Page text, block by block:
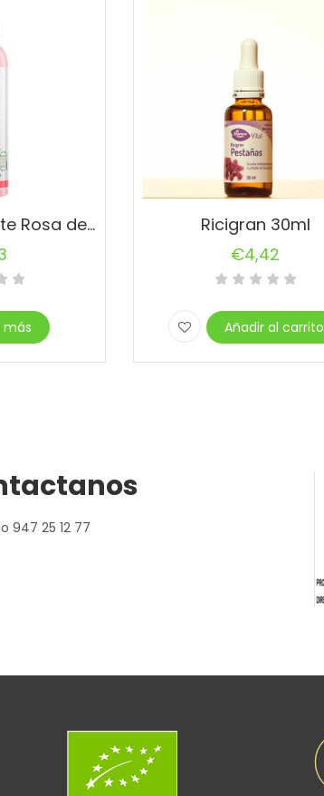
Tónico hidratante Rosa de Damascena
más
Ricigran 30ml
€4,42
Añadir al carrito
947 25 12 77